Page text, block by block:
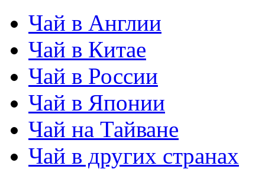
Чай в Англии
Чай в Китае
Чай в России
Чай в Японии
Чай на Тайване
Чай в других странах